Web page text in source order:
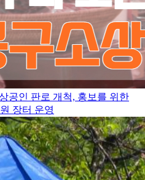
공인 판로 개척, 홍보를 위한
장터 운영